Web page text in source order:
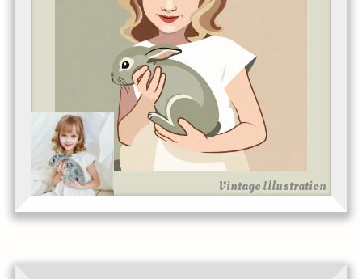
Vintage Illustration